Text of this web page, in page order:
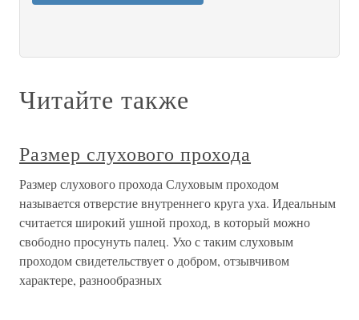
Читайте также
Размер слухового прохода
Размер слухового прохода Слуховым проходом
называется отверстие внутреннего круга уха. Идеальным
считается широкий ушной проход, в который можно
свободно просунуть палец. Ухо с таким слуховым
проходом свидетельствует о добром, отзывчивом
характере, разнообразных